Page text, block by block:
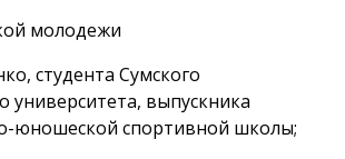
молодежи
студента Сумского
университета, выпускника
юношеской спортивной школы;